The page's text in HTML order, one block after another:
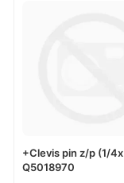
+Clevis pin z/p (1/4x
Q5018970